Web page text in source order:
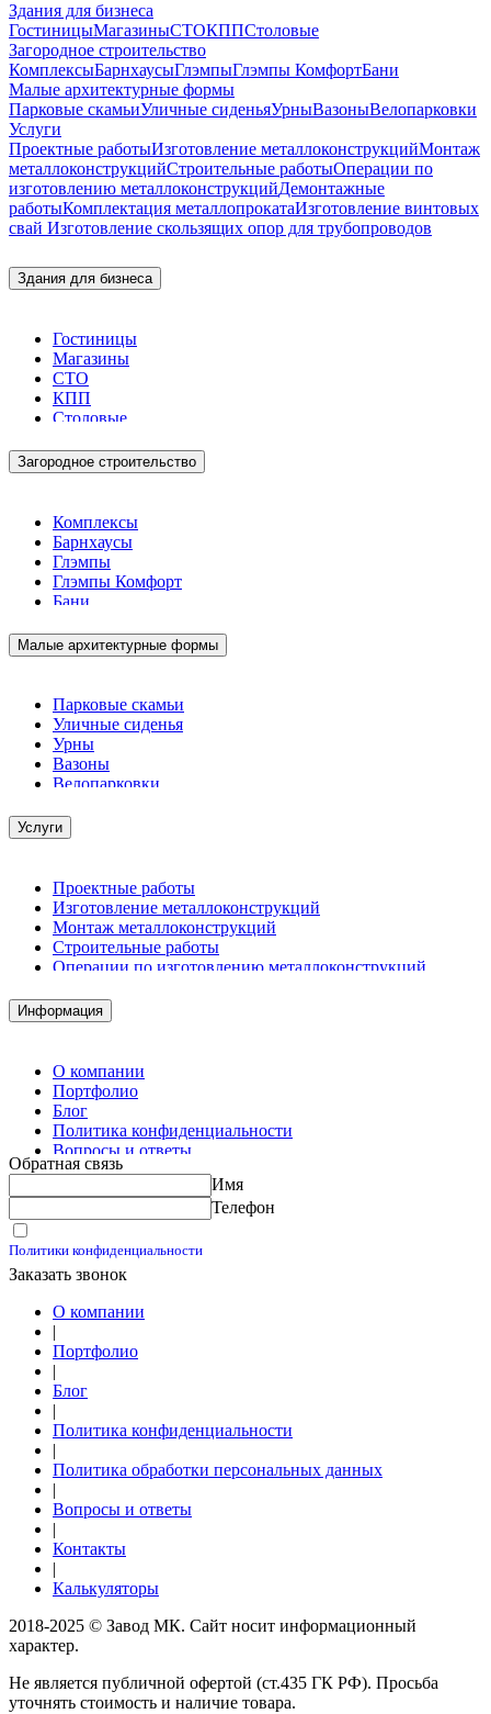
Здания для бизнеса
ГостиницыМагазиныСТОКППСтоловые
Загородное строительство
КомплексыБарнхаусыГлэмпыГлэмпы КомфортБани
Малые архитектурные формы
Парковые скамьиУличные сиденьяУрныВазоныВелопарковки
Услуги
Проектные работыИзготовление металлоконструкцийМонтаж
металлоконструкцийСтроительные работыОперации по
изготовлению металлоконструкцийДемонтажные
работыКомплектация металлопрокатаИзготовление винтовых
свай Изготовление скользящих опор для трубопроводов
Здания для бизнеса
Гостиницы
Магазины
СТО
КПП
Столовые
Загородное строительство
Комплексы
Барнхаусы
Глэмпы
Глэмпы Комфорт
Бани
Малые архитектурные формы
Парковые скамьи
Уличные сиденья
Урны
Вазоны
Велопарковки
Услуги
Проектные работы
Изготовление металлоконструкций
Монтаж металлоконструкций
Строительные работы
Операции по изготовлению металлоконструкций
Комплектация металлопроката
Изготовление винтовых свай
Информация
О компании
Портфолио
Блог
Политика конфиденциальности
Вопросы и ответы
Контакты
Обратная связь
Имя
Телефон
Политики конфиденциальности
Заказать звонок
О компании
|
Портфолио
|
Блог
|
Политика конфиденциальности
|
Политика обработки персональных данных
|
Вопросы и ответы
|
Контакты
|
Калькуляторы
2018-2025 © Завод МК. Сайт носит информационный
характер.
Не является публичной офертой (ст.435 ГК РФ). Просьба
уточнять стоимость и наличие товара.